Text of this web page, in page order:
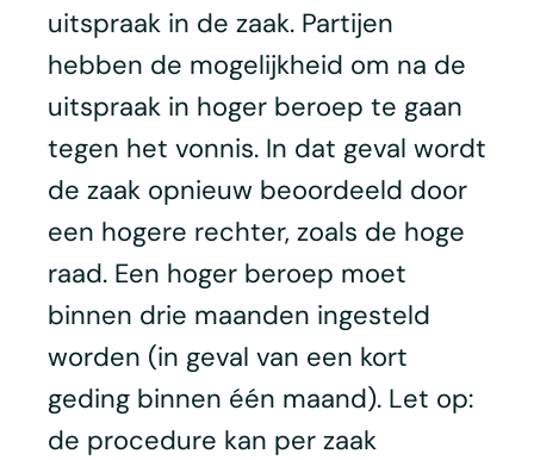
uitspraak in de zaak. Partijen
hebben de mogelijkheid om na de
uitspraak in hoger beroep te gaan
tegen het vonnis. In dat geval wordt
de zaak opnieuw beoordeeld door
een hogere rechter, zoals de hoge
raad. Een hoger beroep moet
binnen drie maanden ingesteld
worden (in geval van een kort
geding binnen één maand). Let op:
de procedure kan per zaak